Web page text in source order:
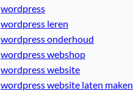
wordpress
wordpress leren
wordpress onderhoud
wordpress webshop
wordpress website
wordpress website laten maken